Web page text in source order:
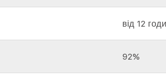
від 12
92%